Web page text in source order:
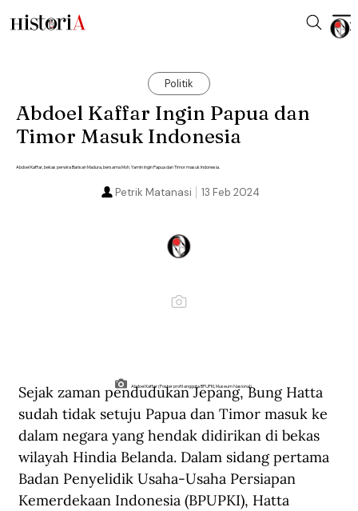
Politik
Abdoel Kaffar Ingin Papua dan
Timor Masuk Indonesia
Abdoel Kaffar, bekas perwira Barisan Madura, bersama Moh. Yamin ingin Papua dan Timor masuk Indonesia.
13 Feb 2024
Petrik Matanasi
Abdoel Kaffar (Poster profil anggota BPUPKI, Museum Nasional)
Sejak zaman pendudukan Jepang, Bung Hatta
sudah tidak setuju Papua dan Timor masuk ke
dalam negara yang hendak didirikan di bekas
wilayah Hindia Belanda. Dalam sidang pertama
Badan Penyelidik Usaha-Usaha Persiapan
Kemerdekaan Indonesia (BPUPKI), Hatta